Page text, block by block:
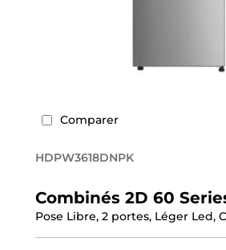
Comparer
HDPW3618DNPK
Combinés 2D 60
Pose Libre, 2 portes, Léger Led,